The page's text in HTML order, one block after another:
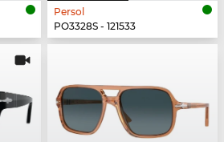
Persol
PO3328S - 121533